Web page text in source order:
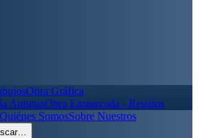
Obra Gráfica
AntiguaObra Enmarcada - Regalos
Quiénes SomosSobre Nuestros
…